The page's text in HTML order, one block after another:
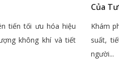
tiến tối ưu hóa hiệu
không khí và tiết
Của
Khám
suất,
người...